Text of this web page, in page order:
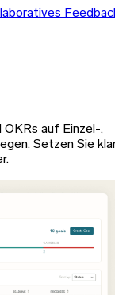
OKRs auf Einzel-,
Setzen Sie